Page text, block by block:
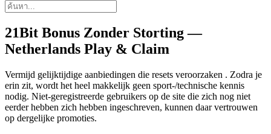
21Bit Bonus Zonder Storting —
Netherlands Play & Claim
Vermijd gelijktijdige aanbiedingen die resets veroorzaken . Zodra je
erin zit, wordt het heel makkelijk geen sport-/technische kennis
nodig. Niet-geregistreerde gebruikers op de site die zich nog niet
eerder hebben zich hebben ingeschreven, kunnen daar vertrouwen
op dergelijke promoties.